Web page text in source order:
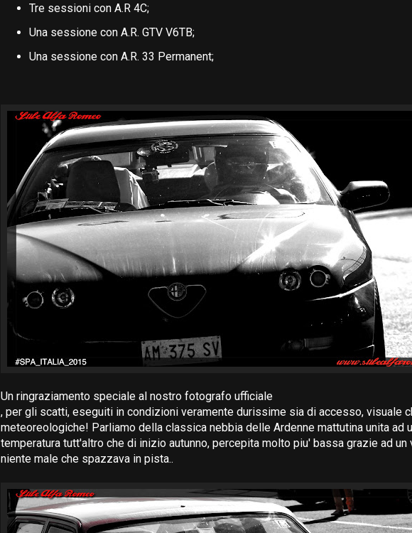
Tre sessioni con A.R 4C;
Una sessione con A.R. GTV V6TB;
Una sessione con A.R. 33 Permanent;
Un ringraziamento speciale al nostro fotografo ufficiale
, per gli scatti, eseguiti in condizioni veramente durissime sia di accesso, visuale
meteoreologiche! Parliamo della classica nebbia delle Ardenne mattutina unita ad
temperatura tutt'altro che di inizio autunno, percepita molto piu' bassa grazie ad un
niente male che spazzava in pista..